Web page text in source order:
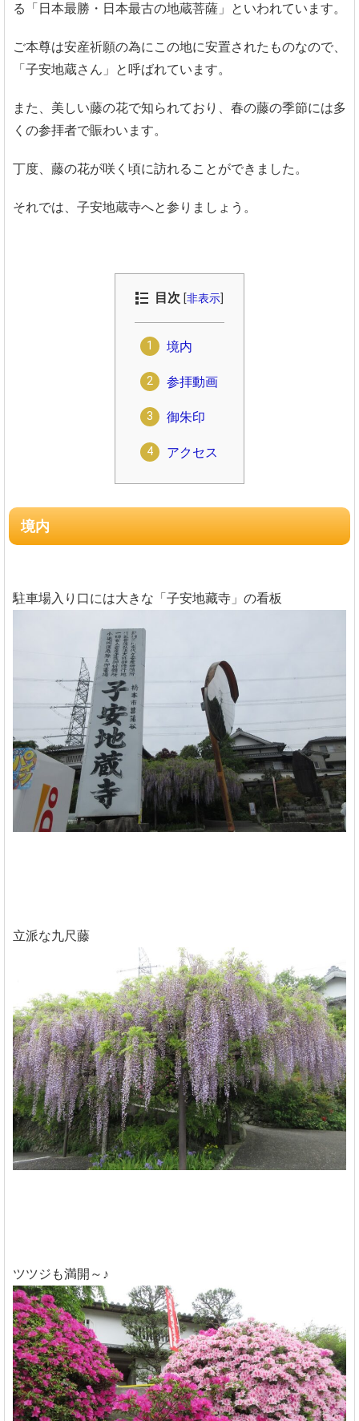
る「日本最勝・日本最古の地蔵菩薩」といわれています。
ご本尊は安産祈願の為にこの地に安置されたものなので、
「子安地蔵さん」と呼ばれています。
また、美しい藤の花で知られており、春の藤の季節には多
くの参拝者で賑わいます。
丁度、藤の花が咲く頃に訪れることができました。
それでは、子安地蔵寺へと参りましょう。
目次 [非表示
境内
参拝動画
御朱印
アクセス
境内
駐車場入り口には大きな「子安地藏寺」の看板
立派な九尺藤
ツツジも満開～♪